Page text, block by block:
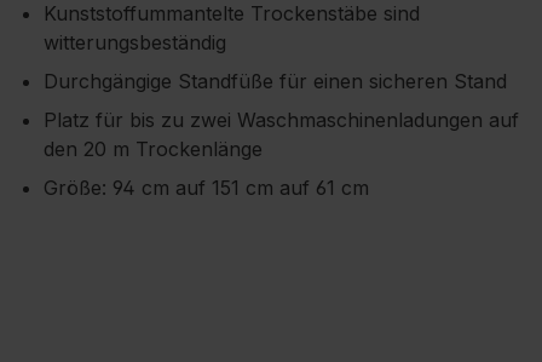
Kunststoffummantelte Trockenstäbe sind
witterungsbeständig
Durchgängige Standfüße für einen sicheren Stand
Platz für bis zu zwei Waschmaschinenladungen auf
den 20 m Trockenlänge
Größe: 94 cm auf 151 cm auf 61 cm